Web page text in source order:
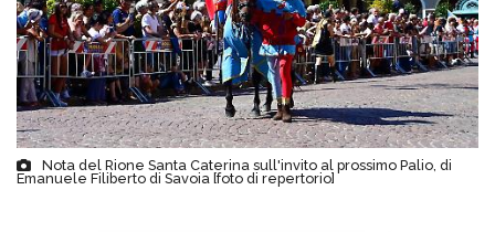
Nota del Rione Santa Caterina sull'invito al prossimo Palio, di
Emanuele Filiberto di Savoia [foto di repertorio]